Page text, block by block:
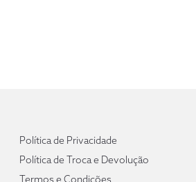
Política de Privacidade
Política de Troca e Devolução
Termos e Condições